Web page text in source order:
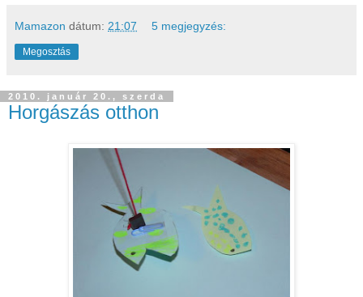
Mamazon dátum: 21:07 5 megjegyzés:
Megosztás
2010. január 20., szerda
Horgászás otthon